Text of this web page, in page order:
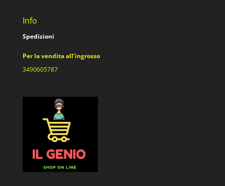
Info
Spedizioni
Per la vendita all’ingrosso
3490605787